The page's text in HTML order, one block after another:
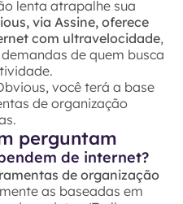
lenta atrapalhe sua
via Assine, oferece
com ultravelocidade,
de quem busca
você terá a base
de organização
perguntam
de internet?
de organização
as baseadas em